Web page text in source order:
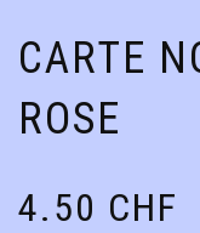
CARTE
ROSE
4.50 CHF